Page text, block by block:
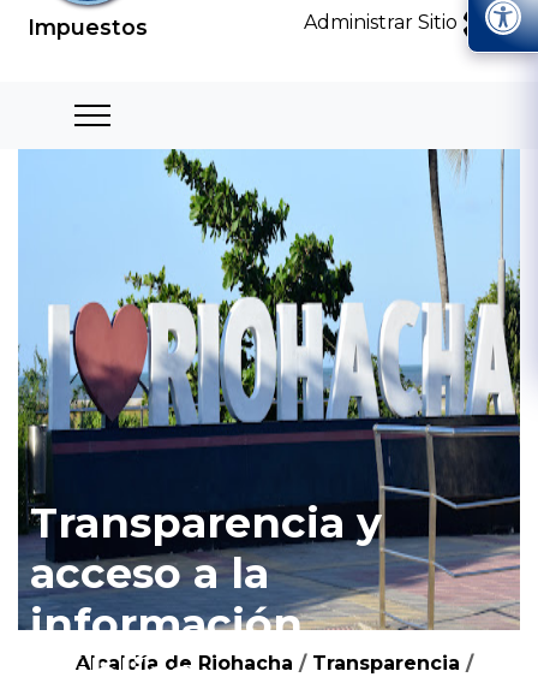
Administrar Sitio
Transparencia y
acceso a la
información
Alcaldía de Riohacha / Transparencia /
Impuestos